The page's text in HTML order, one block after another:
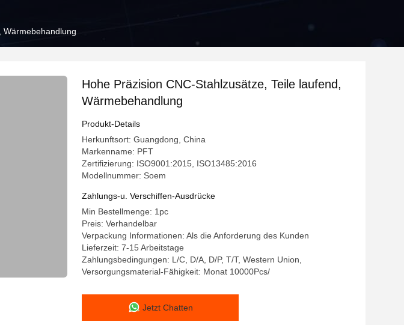
Wärmebehandlung
Hohe Präzision CNC-Stahlzusätze, Teile laufend,
Wärmebehandlung
Produkt-Details
Herkunftsort: Guangdong, China
Markenname: PFT
Zertifizierung: ISO9001:2015, ISO13485:2016
Modellnummer: Soem
Zahlungs-u. Verschiffen-Ausdrücke
Min Bestellmenge: 1pc
Preis: Verhandelbar
Verpackung Informationen: Als die Anforderung des Kunden
Lieferzeit: 7-15 Arbeitstage
Zahlungsbedingungen: L/C, D/A, D/P, T/T, Western Union,
Versorgungsmaterial-Fähigkeit: Monat 10000Pcs/
Jetzt Chatten